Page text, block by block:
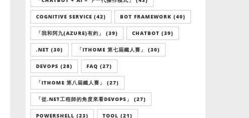
COGNITIVE SERVICE (42) BOT FRAMEWORK (40)
「我和阿九(AZURE)有約」 (39) CHATBOT (39)
.NET (30) 「ITHOME 第七屆鐵人賽」 (30)
DEVOPS (28) FAQ (27)
「ITHOME 第八屆鐵人賽」 (27)
「從.NET工程師的角度來看DEVOPS」 (27)
POWERSHELL (23) TOOL (21)